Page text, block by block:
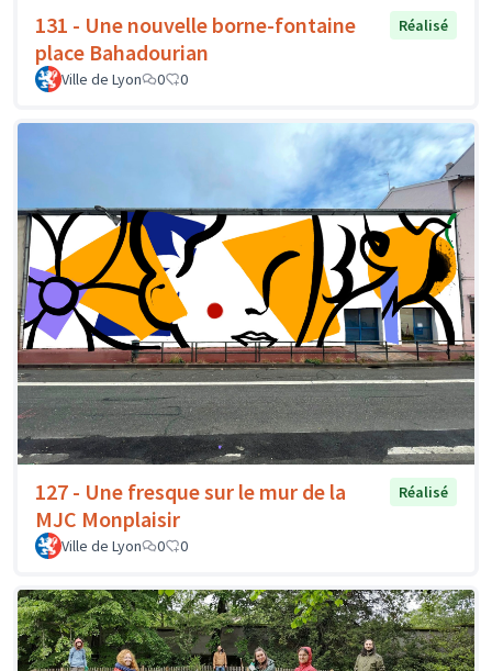
131 - Une nouvelle borne-fontaine
place Bahadourian
Réalisé
Ville de Lyon 0 0
127 - Une fresque sur le mur de la
MJC Monplaisir
Réalisé
Ville de Lyon 0 0